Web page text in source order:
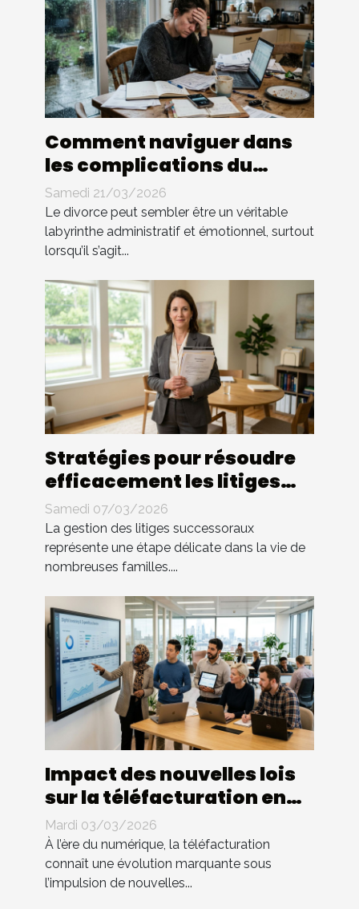
Comment naviguer dans
les complications du
divorce sans avocat ?
Samedi 21/03/2026
Le divorce peut sembler être un véritable
labyrinthe administratif et émotionnel, surtout
lorsqu’il s’agit...
Stratégies pour résoudre
efficacement les litiges
successoraux
Samedi 07/03/2026
La gestion des litiges successoraux
représente une étape délicate dans la vie de
nombreuses familles....
Impact des nouvelles lois
sur la téléfacturation en
entreprise : quels
changements ?
Mardi 03/03/2026
À l’ère du numérique, la téléfacturation
connaît une évolution marquante sous
l’impulsion de nouvelles...